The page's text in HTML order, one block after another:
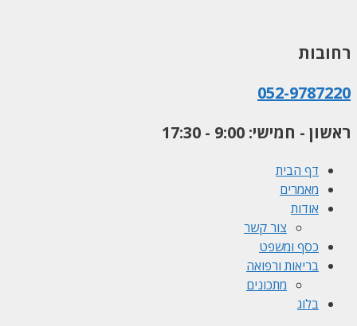
רחובות
052-9787220
ראשון - חמישי: 9:00 - 17:30
דף הבית
מאמרים
אודות
צור קשר
כסף ומשפט
בריאות ורפואה
מתכונים
בלוג